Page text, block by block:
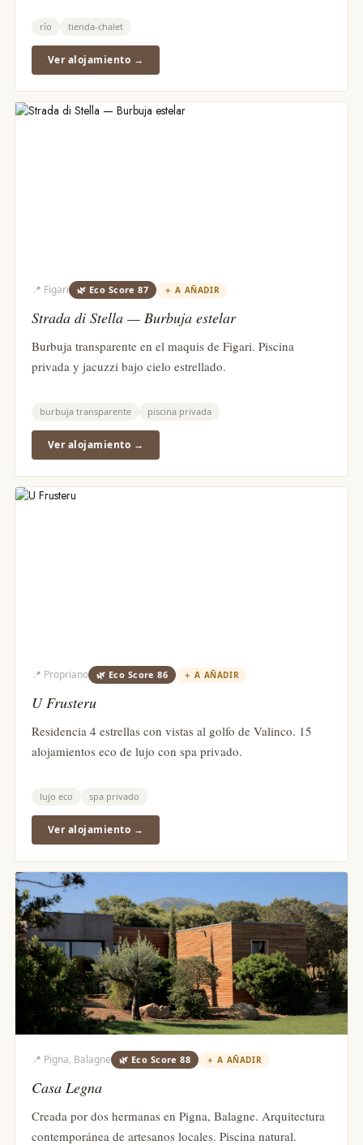
río tienda-chalet
Ver alojamiento →
📍 Figari 🌿 Eco Score87 ＋A AÑADIR
Strada di Stella — Burbuja estelar
Burbuja transparente en el maquis de Figari. Piscina
privada y jacuzzi bajo cielo estrellado.
burbuja transparente piscina privada
Ver alojamiento →
📍 Propriano 🌿 Eco Score86 ＋A AÑADIR
U Frusteru
Residencia 4 estrellas con vistas al golfo de Valinco. 15
alojamientos eco de lujo con spa privado.
lujo eco spa privado
Ver alojamiento →
📍 Pigna, Balagne 🌿 Eco Score88 ＋A AÑADIR
Casa Legna
Creada por dos hermanas en Pigna, Balagne. Arquitectura
contemporánea de artesanos locales. Piscina natural.